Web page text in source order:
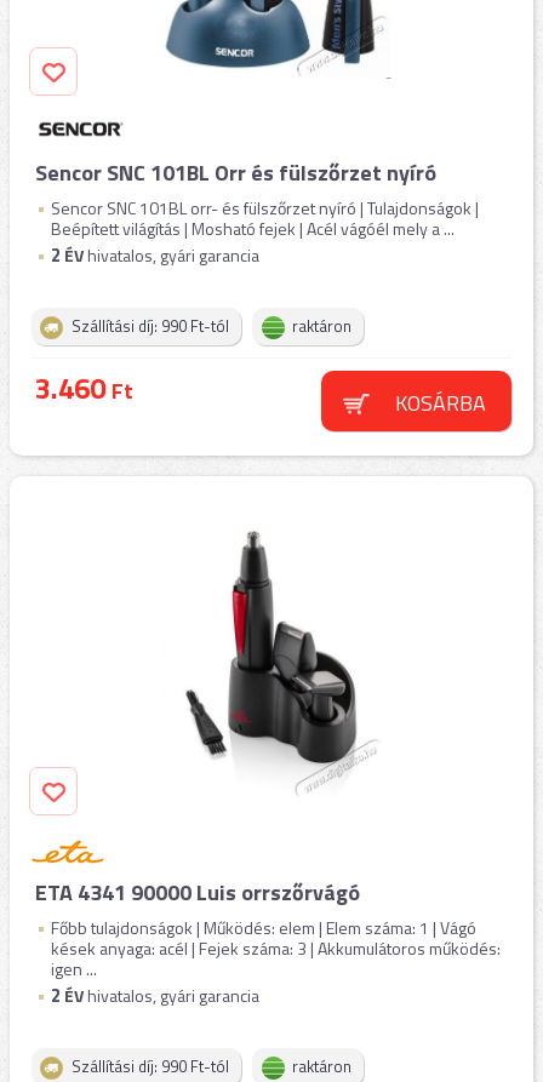
Sencor SNC 101BL Orr és fülszőrzet nyíró
Sencor SNC 101BL orr- és fülszőrzet nyíró | Tulajdonságok |
Beépített világítás | Mosható fejek | Acél vágóél mely a ...
2 ÉVhivatalos, gyári garancia
Szállítási díj: 990 Ft-tól raktáron
3.460Ft KOSÁRBA
ETA 4341 90000 Luis orrszőrvágó
Főbb tulajdonságok | Működés: elem | Elem száma: 1 | Vágó
kések anyaga: acél | Fejek száma: 3 | Akkumulátoros működés:
igen ...
2 ÉVhivatalos, gyári garancia
Szállítási díj: 990 Ft-tól raktáron